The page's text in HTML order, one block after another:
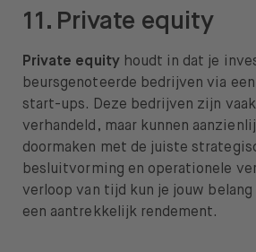
11. Private equity
Private equityhoudt in dat je
beursgenoteerde bedrijven via een
start-ups. Deze bedrijven zijn
verhandeld, maar kunnen
doormaken met de juiste
besluitvorming en operationele
verloop van tijd kun je jouw
een aantrekkelijk rendement.